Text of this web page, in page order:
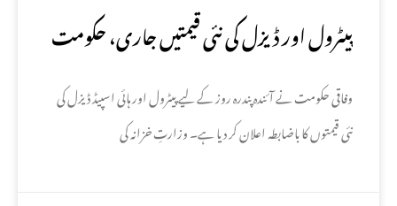
پیٹرول اور ڈیزل کی نئی قیمتیں جاری، حکومت
کا باضابطہ اعلان
وفاقی حکومت نے آئندہ پندرہ روز کے لیے پیٹرول اور ہائی اسپیڈ ڈیزل کی
نئی قیمتوں کا باضابطہ اعلان کر دیا ہے۔ وزارتِ خزانہ کی